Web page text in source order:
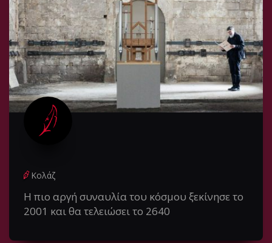
Κολάζ
Η πιο αργή συναυλία του κόσμου ξεκίνησε το
2001 και θα τελειώσει το 2640